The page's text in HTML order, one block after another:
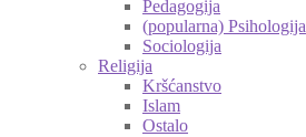
Pedagogija
(popularna) Psihologija
Sociologija
Religija
Kršćanstvo
Islam
Ostalo